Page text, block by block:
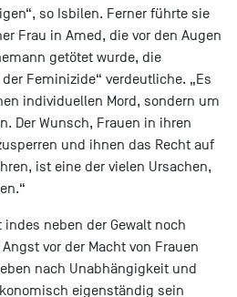
so Isbilen. Ferner führte sie
Frau in Amed, die vor den Augen
getötet wurde, die
Feminizide“ verdeutliche. „Es
individuellen Mord, sondern um
Der Wunsch, Frauen in ihren
und ihnen das Recht auf
ist eine der vielen Ursachen,
neben der Gewalt noch
vor der Macht von Frauen
nach Unabhängigkeit und
eigenständig sein